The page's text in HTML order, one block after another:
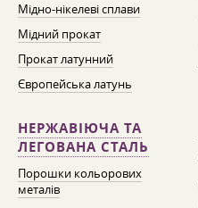
Мідно-нікелеві сплави
Мідний прокат
Прокат латунний
Європейська латунь
НЕРЖАВІЮЧА ТА
ЛЕГОВАНА СТАЛЬ
Порошки кольорових
металів